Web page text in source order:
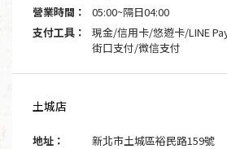
營業時間：
05:00~隔日04:00
支付工具：
現金/信用卡/悠遊卡/LINE
街口支付/微信支付
土城店
地址：
新北市土城區裕民路159號